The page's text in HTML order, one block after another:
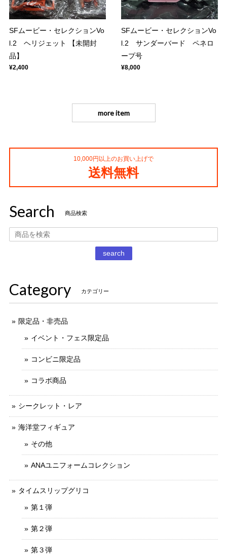
SFムービー・セレクションVo
l.2 ヘリジェット 【未開封
品】
¥2,400
SFムービー・セレクションVo
l.2 サンダーバード ペネロ
ープ号
¥8,000
more item
10,000円以上のお買い上げで
送料無料
Search 商品検索
search
Category カテゴリー
限定品・非売品
イベント・フェス限定品
コンビニ限定品
コラボ商品
シークレット・レア
海洋堂フィギュア
その他
ANAユニフォームコレクション
タイムスリップグリコ
第１弾
第２弾
第３弾